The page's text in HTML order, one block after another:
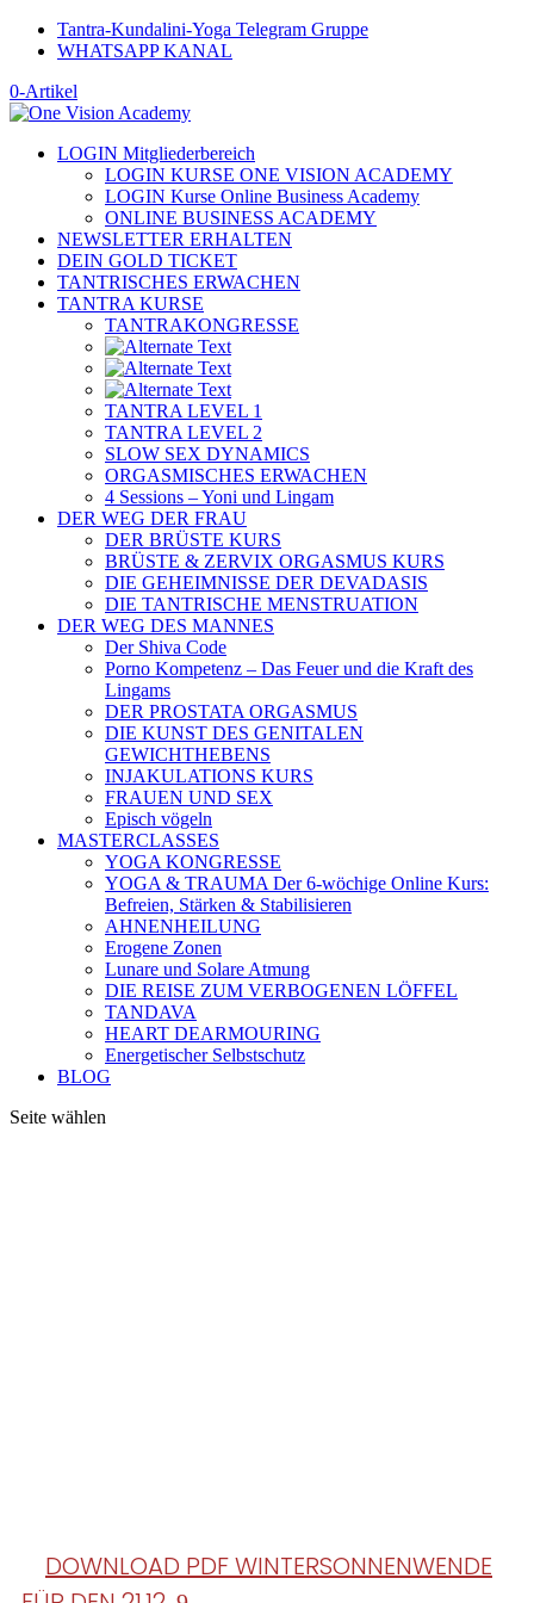
Tantra-Kundalini-Yoga Telegram Gruppe
WHATSAPP KANAL
0-Artikel
LOGIN Mitgliederbereich
LOGIN KURSE ONE VISION ACADEMY
LOGIN Kurse Online Business Academy
ONLINE BUSINESS ACADEMY
NEWSLETTER ERHALTEN
DEIN GOLD TICKET
TANTRISCHES ERWACHEN
TANTRA KURSE
TANTRAKONGRESSE
TANTRA LEVEL 1
TANTRA LEVEL 2
SLOW SEX DYNAMICS
ORGASMISCHES ERWACHEN
4 Sessions – Yoni und Lingam
DER WEG DER FRAU
DER BRÜSTE KURS
BRÜSTE & ZERVIX ORGASMUS KURS
DIE GEHEIMNISSE DER DEVADASIS
DIE TANTRISCHE MENSTRUATION
DER WEG DES MANNES
Der Shiva Code
Porno Kompetenz – Das Feuer und die Kraft des
Lingams
DER PROSTATA ORGASMUS
DIE KUNST DES GENITALEN
GEWICHTHEBENS
INJAKULATIONS KURS
FRAUEN UND SEX
Episch vögeln
MASTERCLASSES
YOGA KONGRESSE
YOGA & TRAUMA Der 6‑wöchige Online Kurs:
Befreien, Stärken & Stabilisieren
AHNENHEILUNG
Erogene Zonen
Lunare und Solare Atmung
DIE REISE ZUM VERBOGENEN LÖFFEL
TANDAVA
HEART DEARMOURING
Energetischer Selbstschutz
BLOG
Seite wählen
DOWNLOAD PDF WINTERSONNENWENDE